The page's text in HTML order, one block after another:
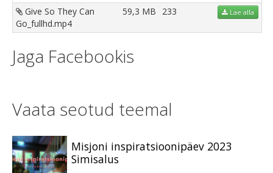
Give So They Can
Go_fullhd.mp4
59,3 MB 233 Lae alla
Jaga Facebookis
Vaata seotud teemal
Misjoni inspiratsioonipäev 2023
Simisalus